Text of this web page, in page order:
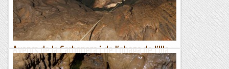
Les Rutes d'en Toti
Avencs de la Carbonera i de l'obaga de l'Illa
(3)